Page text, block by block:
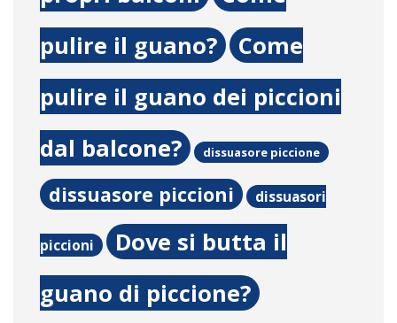
pulire il guano?
Come
pulire il guano dei piccioni
dal balcone?
dissuasore piccione
dissuasore piccioni dissuasori
piccioni
Dove si butta il
guano di piccione?